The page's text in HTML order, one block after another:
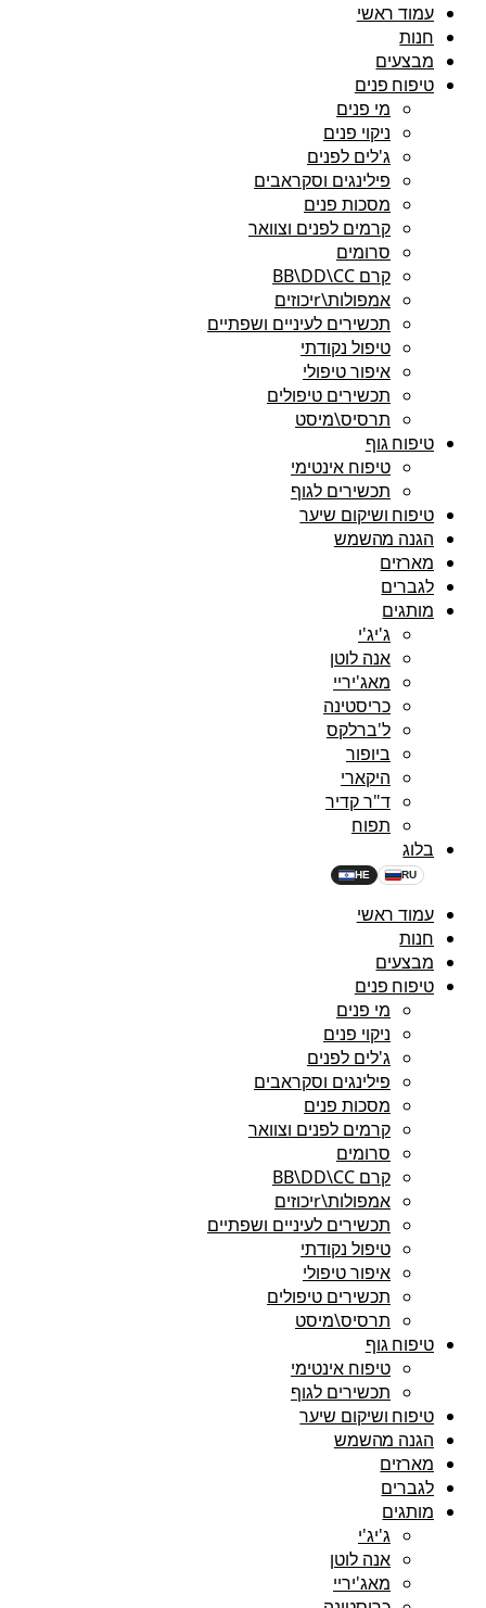
עמוד ראשי
חנות
מבצעים
טיפוח פנים
מי פנים
ניקוי פנים
ג'לים לפנים
פילינגים וסקראבים
מסכות פנים
קרמים לפנים וצוואר
סרומים
קרם BB\DD\CC
אמפולות\rיכוזים
תכשירים לעיניים ושפתיים
טיפול נקודתי
איפור טיפולי
תכשירים טיפולים
תרסיס\מיסט
טיפוח גוף
טיפוח אינטימי
תכשירים לגוף
טיפוח ושיקום שיער
הגנה מהשמש
מארזים
לגברים
מותגים
ג'יג'י
אנה לוטן
מאג'יריי
כריסטינה
ל'ברלקס
ביופור
היקארי
ד"ר קדיר
תפוח
בלוג
HE RU
עמוד ראשי
חנות
מבצעים
טיפוח פנים
מי פנים
ניקוי פנים
ג'לים לפנים
פילינגים וסקראבים
מסכות פנים
קרמים לפנים וצוואר
סרומים
קרם BB\DD\CC
אמפולות\rיכוזים
תכשירים לעיניים ושפתיים
טיפול נקודתי
איפור טיפולי
תכשירים טיפולים
תרסיס\מיסט
טיפוח גוף
טיפוח אינטימי
תכשירים לגוף
טיפוח ושיקום שיער
הגנה מהשמש
מארזים
לגברים
מותגים
ג'יג'י
אנה לוטן
מאג'יריי